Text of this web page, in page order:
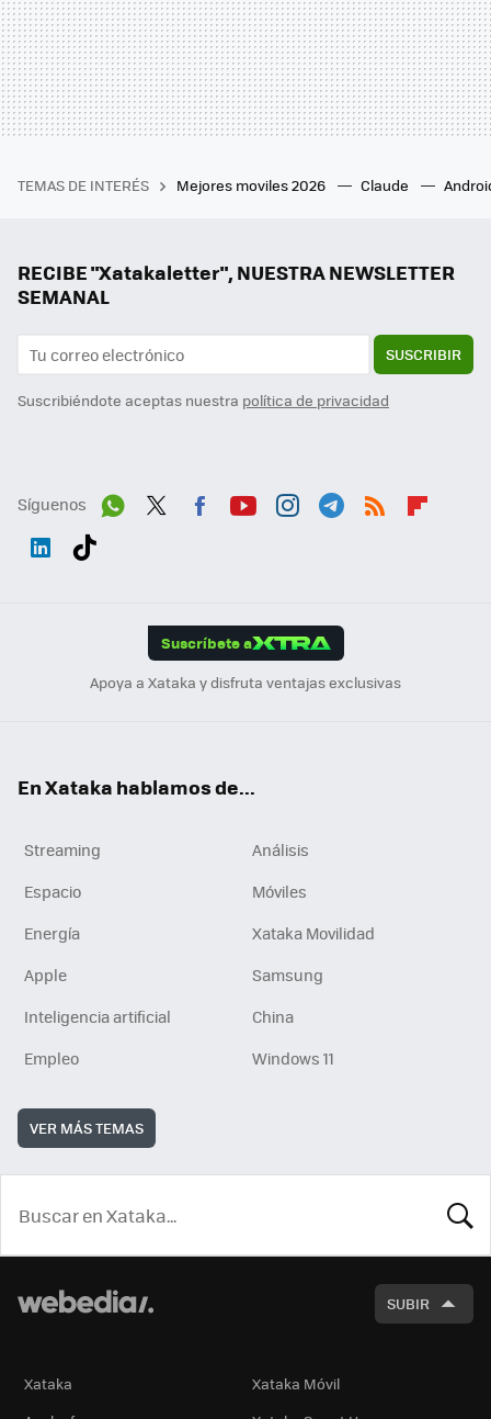
TEMAS DE INTERÉS Mejores moviles 2026 Claude
RECIBE "Xatakaletter", NUESTRA NEWSLETTER
SEMANAL
SUSCRIBIR
Suscribiéndote aceptas nuestra política de privacidad
Síguenos
Suscríbete a
Apoya a Xataka y disfruta ventajas exclusivas
En Xataka hablamos de...
Streaming
Análisis
Espacio
Móviles
Energía
Xataka Movilidad
Apple
Samsung
Inteligencia artificial
China
Empleo
Windows 11
VER MÁS TEMAS
SUBIR
Xataka
Xataka Móvil